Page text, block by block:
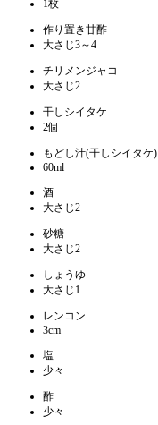
1枚
作り置き甘酢
大さじ3～4
チリメンジャコ
大さじ2
干しシイタケ
2個
もどし汁(干しシイタケ)
60ml
酒
大さじ2
砂糖
大さじ2
しょうゆ
大さじ1
レンコン
3cm
塩
少々
酢
少々